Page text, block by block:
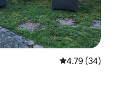
Calificación
4.79 (34)